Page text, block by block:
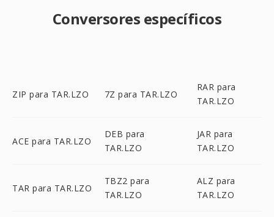
Conversores específicos
ZIP para TAR.LZO 7Z para TAR.LZO
RAR para
TAR.LZO
ACE para TAR.LZO
DEB para
TAR.LZO
JAR para
TAR.LZO
TAR para TAR.LZO
TBZ2 para
TAR.LZO
ALZ para
TAR.LZO